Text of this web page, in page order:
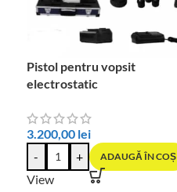
Pistol pentru vopsit
electrostatic
3.200,00 lei
-
+ ADAUGĂ ÎN COȘ
View